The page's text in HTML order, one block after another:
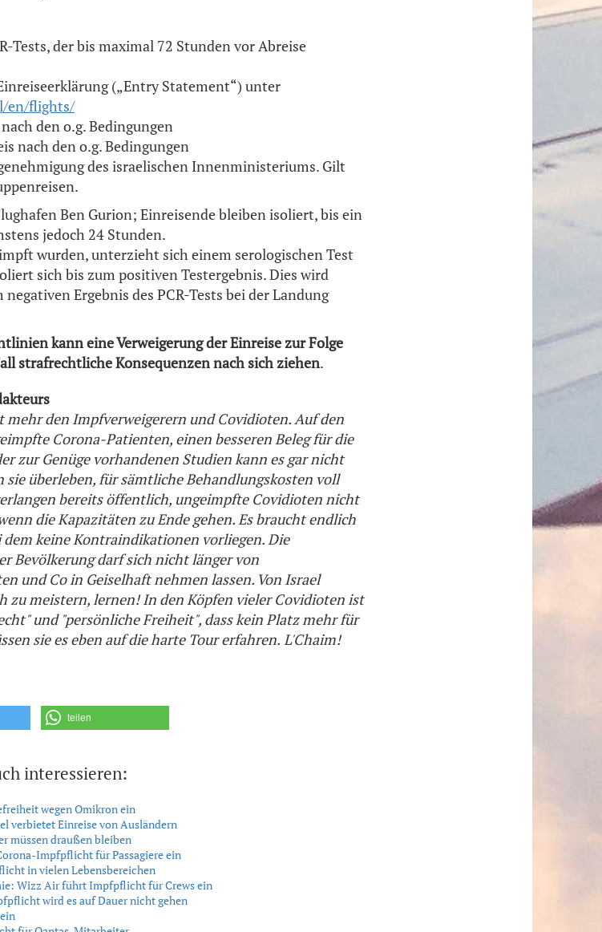
Tests, der bis maximal 72 Stunden vor Abreise
(„Entry Statement“) unter
en/flights/
den o.g. Bedingungen
nach den o.g. Bedingungen
des israelischen Innenministeriums. Gilt
Ben Gurion; Einreisende bleiben isoliert, bis ein
jedoch 24 Stunden.
wurden, unterzieht sich einem serologischen Test
sich bis zum positiven Testergebnis. Dies wird
Ergebnis des PCR-Tests bei der Landung
kann eine Verweigerung der Einreise zur Folge
strafrechtliche Konsequenzen nach sich ziehen.
mehr den Impfverweigerern und Covidioten. Auf den
Corona-Patienten, einen besseren Beleg für die
zur Genüge vorhandenen Studien kann es gar nicht
überleben, für sämtliche Behandlungskosten voll
bereits öffentlich, ungeimpfte Covidioten nicht
die Kapazitäten zu Ende gehen. Es braucht endlich
keine Kontraindikationen vorliegen. Die
Bevölkerung darf sich nicht länger von
und Co in Geiselhaft nehmen lassen. Von Israel
zu meistern, lernen! In den Köpfen vieler Covidioten ist
und "persönliche Freiheit", dass kein Platz mehr für
sie es eben auf die harte Tour erfahren. L'Chaim!
teilen
interessieren:
wegen Omikron ein
verbietet Einreise von Ausländern
müssen draußen bleiben
Impfpflicht für Passagiere ein
in vielen Lebensbereichen
Wizz Air führt Impfpflicht für Crews ein
wird es auf Dauer nicht gehen